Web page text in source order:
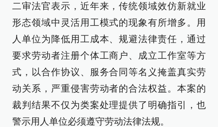
二审法官表示，近年来，传统领域效仿新就业
形态领域中灵活用工模式的现象有所增多。用
人单位为降低用工成本、规避法律责任，通过
要求劳动者注册个体工商户、成立工作室等方
式，以合作协议、服务合同等名义掩盖真实劳
动关系，严重侵害劳动者的合法权益。本案的
裁判结果不仅为类案处理提供了明确指引，也
警示用人单位必须遵守劳动法律法规。